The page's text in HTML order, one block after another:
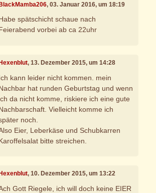
BlackMamba206, 03. Januar 2016, um 18:19
spätschicht schaue nach
vorbei ab ca 22uhr
Hexenblut, 13. Dezember 2015, um 14:28
kann leider nicht kommen. mein
hat runden Geburtstag und wenn
da nicht komme, riskiere ich eine gute
Vielleicht komme ich
noch.
Eier, Leberkäse und Schubkarren
bitte streichen.
Hexenblut, 10. Dezember 2015, um 13:22
Gott Riegele, ich will doch keine EIER